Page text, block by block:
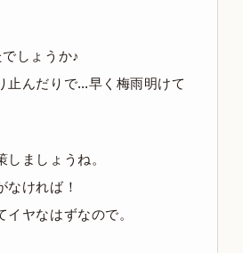
しょうか♪
止んだりで…早く梅雨明けて
ましょうね。
なければ！
ヤなはずなので。